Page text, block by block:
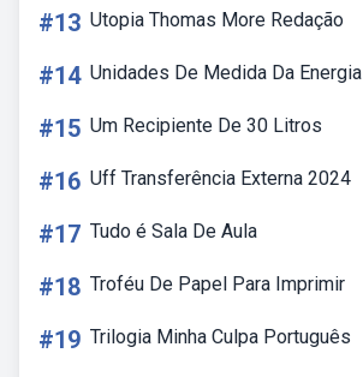
#13 Utopia Thomas More Redação
#14 Unidades De Medida Da Energia
#15 Um Recipiente De 30 Litros
#16 Uff Transferência Externa 2024
#17 Tudo é Sala De Aula
#18 Troféu De Papel Para Imprimir
#19 Trilogia Minha Culpa Português